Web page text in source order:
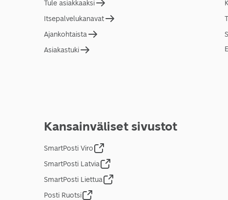
Tule asiakkaaksi
Itsepalvelukanavat
Ajankohtaista
Asiakastuki
Kansainväliset sivustot
SmartPosti Viro
SmartPosti Latvia
SmartPosti Liettua
Posti Ruotsi